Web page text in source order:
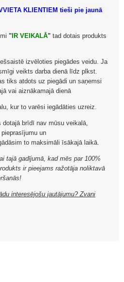
KLIENTIEM tieši pie jaunā
" IR VEIKALĀ" tad dotais produkts
izvēloties piegādes veidu. Ja
veikts darba dienā līdz plkst.
tiks atdots uz piegādi un saņemsi
vai aiznākamajā dienā
kur to varēsi iegādāties uzreiz.
brīdī nav mūsu veikalā,
un
to maksimāli īsākajā laikā.
tajā gadījumā, kad mēs par 100%
ir pieejams ražotāja noliktavā
interesējošu jautājumu? Zvani